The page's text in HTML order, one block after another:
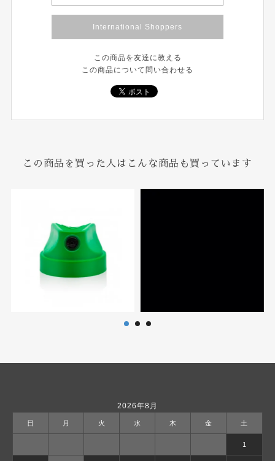
International Shoppers
この商品を友達に教える
この商品について問い合わせる
この商品を買った人はこんな商品も買っています
2026年8月
日 月 火 水 木 金 土
1